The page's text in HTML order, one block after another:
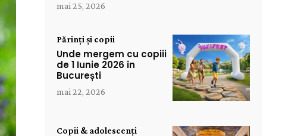
mai 25, 2026
Părinți și copii
Unde mergem cu copiii
de 1 Iunie 2026 în
București
mai 22, 2026
Copii & adolescenți